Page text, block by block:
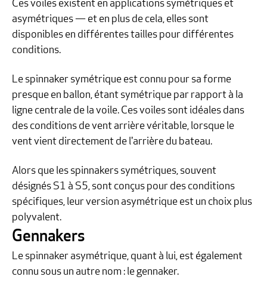
Ces voiles existent en applications symétriques et
asymétriques — et en plus de cela, elles sont
disponibles en différentes tailles pour différentes
conditions.
Le spinnaker symétrique est connu pour sa forme
presque en ballon, étant symétrique par rapport à la
ligne centrale de la voile. Ces voiles sont idéales dans
des conditions de vent arrière véritable, lorsque le
vent vient directement de l'arrière du bateau.
Alors que les spinnakers symétriques, souvent
désignés S1 à S5, sont conçus pour des conditions
spécifiques, leur version asymétrique est un choix plus
polyvalent.
Gennakers
Le spinnaker asymétrique, quant à lui, est également
connu sous un autre nom : le gennaker.